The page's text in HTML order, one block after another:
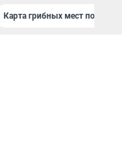
Карта грибных мест под